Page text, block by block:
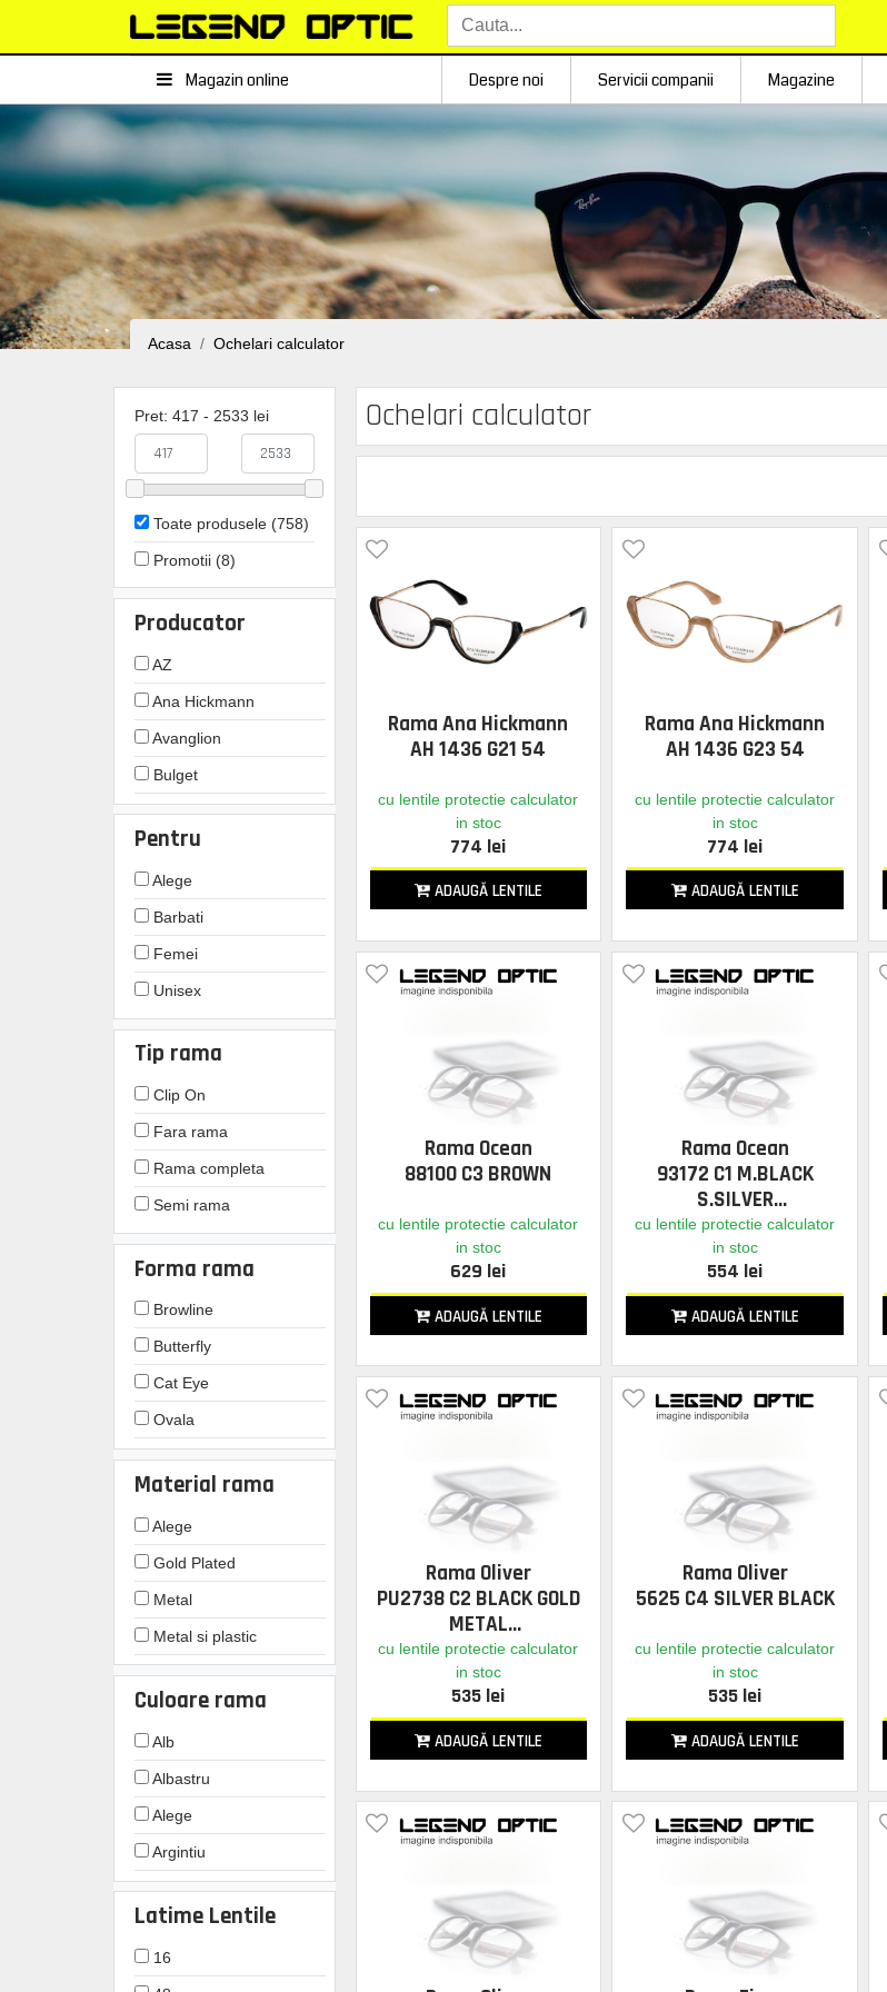
Magazin online Despre noi Servicii companii Magazine
Acasa Ochelari calculator
Pret: 417 - 2533 lei
Toate produsele (758)
Promotii (8)
Producator
AZ
Ana Hickmann
Avanglion
Bulget
Carolina Herrera
Carrera
Einar
Escada
Furla
Gant
Guess
HUGO BOSS
Hickmann
Jaguar
Levis
MOSCHINO
Morel Lightec
Moschino Love
Nina Ricci
Ocean
Ocean Titanium
Pepe Jeans
Pierre Cardin
Police
Silhouette
Swarovski
Tommy Jeans
abOriginal
Pentru
Alege
Barbati
Femei
Unisex
Tip rama
Clip On
Fara rama
Rama completa
Semi rama
Forma rama
Browline
Butterfly
Cat Eye
Ovala
Pilot
Rectangulara
Rotunda
Special
Material rama
Alege
Gold Plated
Metal
Metal si plastic
Plastic
Titan
Culoare rama
Alb
Albastru
Alege
Argintiu
Auriu
Crem / Beige
Gri
Latime Lentile
16
Ochelari calculator
Rama Ana Hickmann
AH 1436 G21 54
cu lentile protectie calculator
in stoc
774 lei
ADAUGĂ LENTILE
Rama Ana Hickmann
AH 1436 G23 54
cu lentile protectie calculator
in stoc
774 lei
ADAUGĂ LENTILE
Rama Ocean
88100 C3 BROWN
cu lentile protectie calculator
in stoc
629 lei
ADAUGĂ LENTILE
Rama Ocean
93172 C1 M.BLACK
S.SILVER
cu lentile protectie calculator
in stoc
554 lei
ADAUGĂ LENTILE
Rama Oliver
PU2738 C2 BLACK GOLD
METAL
cu lentile protectie calculator
in stoc
535 lei
ADAUGĂ LENTILE
Rama Oliver
5625 C4 SILVER BLACK
cu lentile protectie calculator
in stoc
535 lei
ADAUGĂ LENTILE